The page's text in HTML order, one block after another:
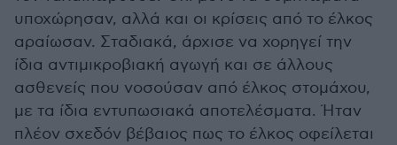
υποχώρησαν, αλλά και οι κρίσεις από το έλκος
αραίωσαν. Σταδιακά, άρχισε να χορηγεί την
ίδια αντιμικροβιακή αγωγή και σε άλλους
ασθενείς που νοσούσαν από έλκος στομάχου,
με τα ίδια εντυπωσιακά αποτελέσματα. Ήταν
πλέον σχεδόν βέβαιος πως το έλκος οφείλεται